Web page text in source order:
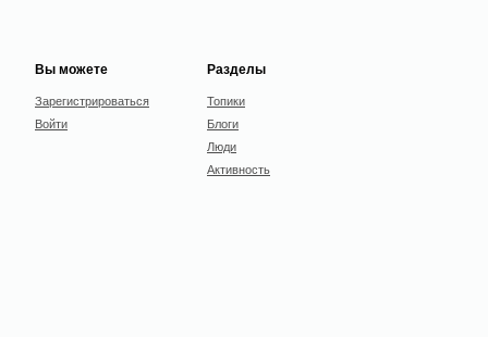
Вы можете
Зарегистрироваться
Войти
Разделы
Топики
Блоги
Люди
Активность